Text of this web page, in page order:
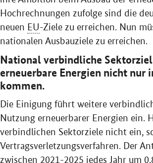
Hochrechnungen zufolge sind die
neuen EU-Ziele zu erreichen. Nun
nationalen Ausbauziele zu erreichen.
National verbindliche
erneuerbare Energien nicht nur
kommen.
Die Einigung führt weitere
Nutzung erneuerbarer Energien ein.
verbindlichen Sektorziele nicht ein,
Vertragsverletzungsverfahren. Der
zwischen 2021-2025 jedes Jahr um